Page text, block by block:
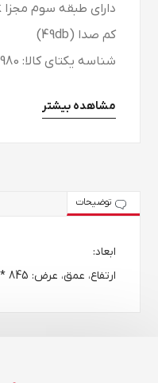
دارای طبقه سوم مجزا 3rd Rack
کم صدا (49db)
شناسه یکتای کالا: 2900317807980
مشاهده بیشتر
توضیحات
ابعاد:
ارتفاع، عمق، عرض: 845 * 600 * 598 میلیمتر